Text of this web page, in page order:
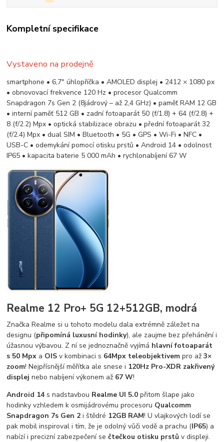
Kompletní specifikace
Vystaveno na prodejně
smartphone • 6,7" úhlopříčka • AMOLED displej • 2412 × 1080 px
• obnovovací frekvence 120 Hz • procesor Qualcomm
Snapdragon 7s Gen 2 (8jádrový – až 2,4 GHz) • paměť RAM 12 GB
• interní paměť 512 GB • zadní fotoaparát 50 (f/1.8) + 64 (f/2.8) +
8 (f/2.2) Mpx • optická stabilizace obrazu • přední fotoaparát 32
(f/2.4) Mpx • dual SIM • Bluetooth • 5G • GPS • Wi-Fi • NFC •
USB-C • odemykání pomocí otisku prstů • Android 14 • odolnost
IP65 • kapacita baterie 5 000 mAh • rychlonabíjení 67 W
Realme 12 Pro+ 5G 12+512GB, modrá
Značka Realme si u tohoto modelu dala extrémně záležet na
designu (připomíná luxusní hodinky), ale zaujme bez přehánění i
úžasnou výbavou. Z ní se jednoznačně vyjímá hlavní fotoaparát
s 50 Mpx a OIS v kombinaci s 64Mpx teleobjektivempro až 3×
zoom! Nejpřísnější měřítka ale snese i 120Hz Pro-XDR zakřivený
displej nebo nabíjení výkonem až 67 W!
Android 14 s nadstavbou Realme UI 5.0 přitom šlape jako
hodinky vzhledem k osmijádrovému procesoru Qualcomm
Snapdragon 7s Gen 2 i štědré 12GB RAM! U vlajkových lodí se
pak mobil inspiroval i tím, že je odolný vůči vodě a prachu (IP65) a
nabízí i precizní zabezpečení sečtečkou otisku prstů v displeji.